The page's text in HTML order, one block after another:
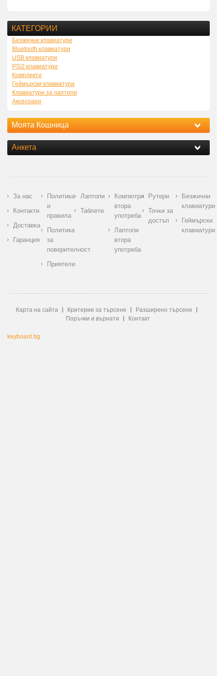
КАТЕГОРИИ
Безжични клавиатури
Bluetooth клавиатури
USB клавиатури
PS/2 клавиатури
Комплекти
Геймърски клавиатури
Клавиатури за лаптопи
Аксесоари
Моята Кошница
Анкета
За нас
Контакти
Доставка
Гаранция
Политика
и
правила
Политика
за
поверителност
Приятели
Лаптопи
Таблети
Компютри
втора
употреба
Лаптопи
втора
употреба
Рутери
Точки за
достъп
Безжични
клавиатури
Геймърски
клавиатури
Карта на сайта Критерии за търсене
Разширено търсене
Поръчки и върнати
Контакт
keyboard.bg